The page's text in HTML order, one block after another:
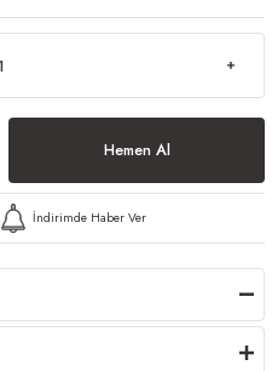
Hemen Al
İndirimde Haber Ver